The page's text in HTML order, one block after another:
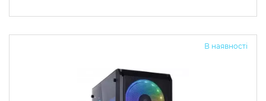
В наявності